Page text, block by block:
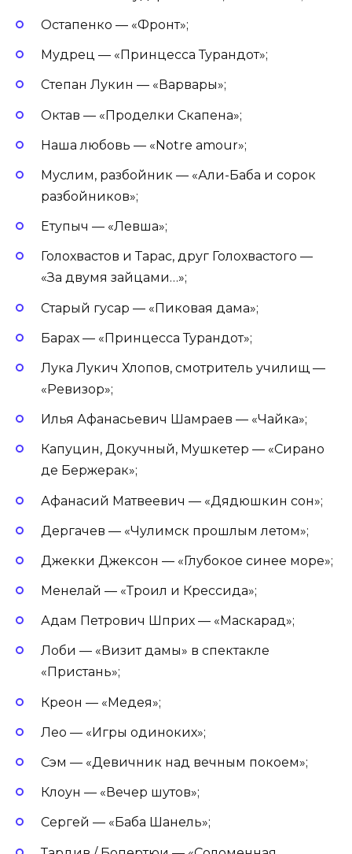
Остапенко — «Фронт»;
Мудрец — «Принцесса Турандот»;
Степан Лукин — «Варвары»;
Октав — «Проделки Скапена»;
Наша любовь — «Notre amour»;
Муслим, разбойник — «Али-Баба и сорок
разбойников»;
Етупыч — «Левша»;
Голохвастов и Тарас, друг Голохвастого —
«За двумя зайцами…»;
Старый гусар — «Пиковая дама»;
Барах — «Принцесса Турандот»;
Лука Лукич Хлопов, смотритель училищ —
«Ревизор»;
Илья Афанасьевич Шамраев — «Чайка»;
Капуцин, Докучный, Мушкетер — «Сирано
де Бержерак»;
Афанасий Матвеевич — «Дядюшкин сон»;
Дергачев — «Чулимск прошлым летом»;
Джекки Джексон — «Глубокое синее море»;
Менелай — «Троил и Крессида»;
Адам Петрович Шприх — «Маскарад»;
Лоби — «Визит дамы» в спектакле
«Пристань»;
Креон — «Медея»;
Лео — «Игры одиноких»;
Сэм — «Девичник над вечным покоем»;
Клоун — «Вечер шутов»;
Сергей — «Баба Шанель»;